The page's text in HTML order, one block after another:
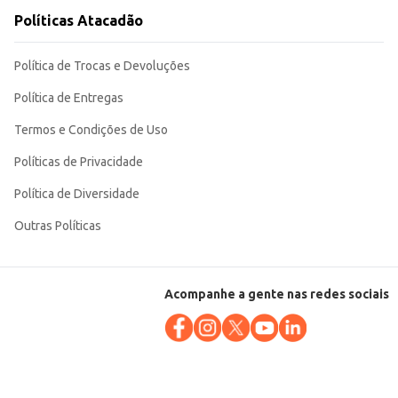
Políticas Atacadão
Política de Trocas e Devoluções
Política de Entregas
Termos e Condições de Uso
Políticas de Privacidade
Política de Diversidade
Outras Políticas
Acompanhe a gente nas redes sociais